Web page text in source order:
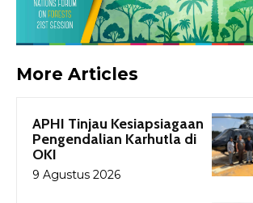
More Articles
APHI Tinjau Kesiapsiagaan
Pengendalian Karhutla di
OKI
9 Agustus 2026